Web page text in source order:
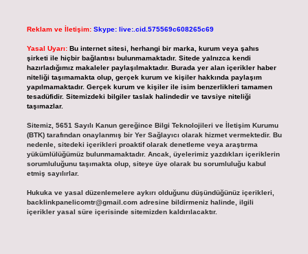
Reklam ve İletişim: Skype: live:.cid.575569c608265c69
Yasal Uyarı: Bu internet sitesi, herhangi bir marka, kurum veya şahıs
şirketi ile hiçbir bağlantısı bulunmamaktadır. Sitede yalnızca kendi
hazırladığımız makaleler paylaşılmaktadır. Burada yer alan içerikler haber
niteliği taşımamakta olup, gerçek kurum ve kişiler hakkında paylaşım
yapılmamaktadır. Gerçek kurum ve kişiler ile isim benzerlikleri tamamen
tesadüfidir. Sitemizdeki bilgiler taslak halindedir ve tavsiye niteliği
taşımazlar.
Sitemiz, 5651 Sayılı Kanun gereğince Bilgi Teknolojileri ve İletişim Kurumu
(BTK) tarafından onaylanmış bir Yer Sağlayıcı olarak hizmet vermektedir. Bu
nedenle, sitedeki içerikleri proaktif olarak denetleme veya araştırma
yükümlülüğümüz bulunmamaktadır. Ancak, üyelerimiz yazdıkları içeriklerin
sorumluluğunu taşımakta olup, siteye üye olarak bu sorumluluğu kabul
etmiş sayılırlar.
Hukuka ve yasal düzenlemelere aykırı olduğunu düşündüğünüz içerikleri,
backlinkpanelicomtr@gmail.comadresine bildirmeniz halinde, ilgili
içerikler yasal süre içerisinde sitemizden kaldırılacaktır.